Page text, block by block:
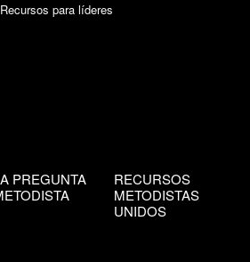
Recursos para líderes
PREGUNTA
RECURSOS
METODISTAS
UNIDOS